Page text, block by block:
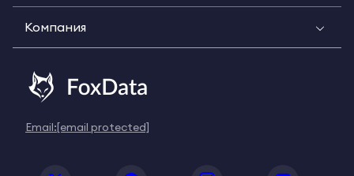
Компания
Email:[email protected]